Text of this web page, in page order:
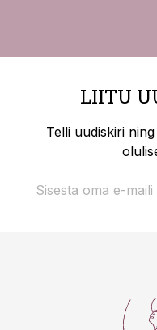
LIITU
Telli uudiskiri